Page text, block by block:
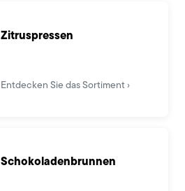
Zitruspressen
Entdecken Sie das Sortiment
Schokoladenbrunnen